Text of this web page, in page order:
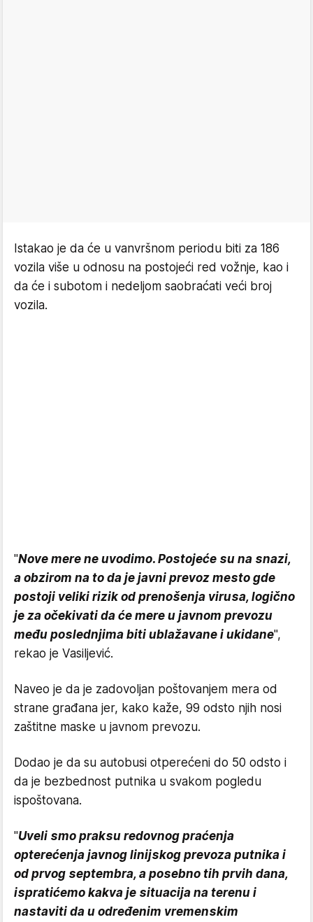
Istakao je da će u vanvršnom periodu biti za 186
vozila više u odnosu na postojeći red vožnje, kao i
da će i subotom i nedeljom saobraćati veći broj
vozila.
"Nove mere ne uvodimo. Postojeće su na snazi,
a obzirom na to da je javni prevoz mesto gde
postoji veliki rizik od prenošenja virusa, logično
je za očekivati da će mere u javnom prevozu
među poslednjima biti ublažavane i ukidane",
rekao je Vasiljević.
Naveo je da je zadovoljan poštovanjem mera od
strane građana jer, kako kaže, 99 odsto njih nosi
zaštitne maske u javnom prevozu.
Dodao je da su autobusi otperećeni do 50 odsto i
da je bezbednost putnika u svakom pogledu
ispoštovana.
"Uveli smo praksu redovnog praćenja
opterećenja javnog linijskog prevoza putnika i
od prvog septembra, a posebno tih prvih dana,
ispratićemo kakva je situacija na terenu i
nastaviti da u određenim vremenskim